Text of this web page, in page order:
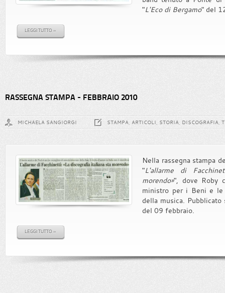
"L'Eco di Bergamo" del
LEGGI TUTTO »
RASSEGNA STAMPA - FEBBRAIO 2010
MICHAELA SANGIORGI STAMPA, ARTICOLI, STORIA, DISCOGRAFIA,
Nella rassegna stampa
"L'allarme di
morendo»", dove Roby
ministro per i Beni e
della musica.
del 09 febbraio.
LEGGI TUTTO »